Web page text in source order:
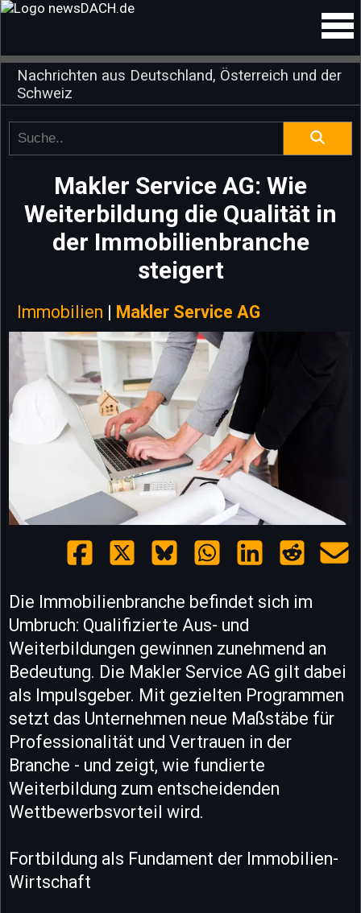
Nachrichten aus Deutschland, Österreich und der
Schweiz
Makler Service AG: Wie
Weiterbildung die Qualität in
der Immobilienbranche
steigert
Immobilien | Makler Service AG
Die Immobilienbranche befindet sich im
Umbruch: Qualifizierte Aus- und
Weiterbildungen gewinnen zunehmend an
Bedeutung. Die Makler Service AG gilt dabei
als Impulsgeber. Mit gezielten Programmen
setzt das Unternehmen neue Maßstäbe für
Professionalität und Vertrauen in der
Branche - und zeigt, wie fundierte
Weiterbildung zum entscheidenden
Wettbewerbsvorteil wird.
Fortbildung als Fundament der Immobilien-
Wirtschaft